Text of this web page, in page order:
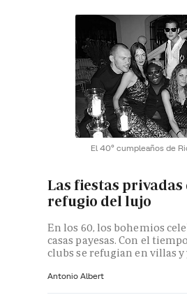
El 40º cumpleaños de
Las fiestas
refugio del lujo
En los 60, los bohemios
casas payesas. Con el
clubs se refugian en villas y
Antonio Albert